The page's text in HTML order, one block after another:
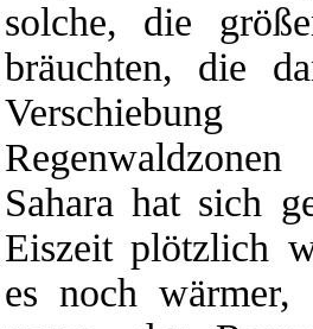
solche, die
bräuchten, die
Sahara hat sich
Eiszeit plötzlich
es noch wärmer,